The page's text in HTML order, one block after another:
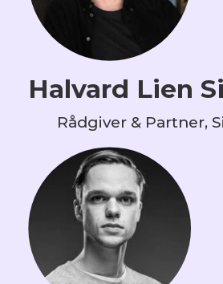
Halvard Lien
Rådgiver & Partner,